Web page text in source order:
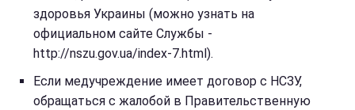
здоровья Украины (можно узнать на
официальном сайте Службы -
http://nszu.gov.ua/index-7.html).
Если медучреждение имеет договор с НСЗУ,
обращаться с жалобой в Правительственную